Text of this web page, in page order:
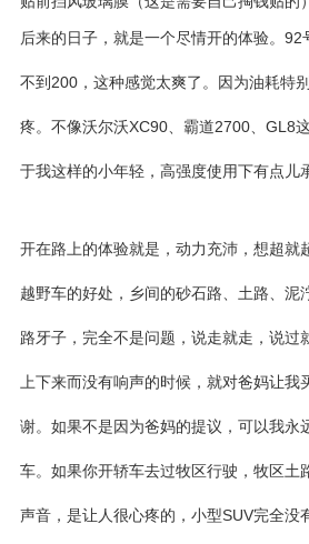
后来的日子，就是一个尽情开的体验。
不到200，这种感觉太爽了。因为油耗特
疼。不像沃尔沃XC90、霸道2700、GL8
于我这样的小年轻，高强度使用下有点儿
开在路上的体验就是，动力充沛，想超就
越野车的好处，乡间的砂石路、土路、泥
路牙子，完全不是问题，说走就走，说过
上下来而没有响声的时候，就对爸妈让
谢。如果不是因为爸妈的提议，可以我永
车。如果你开轿车去过牧区行驶，牧区土
声音，是让人很心疼的，小型SUV完全没